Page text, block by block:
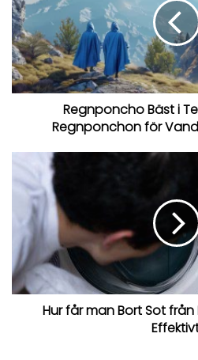
Regnponcho Bäst i
Regnponchon för
Hur får man Bort Sot